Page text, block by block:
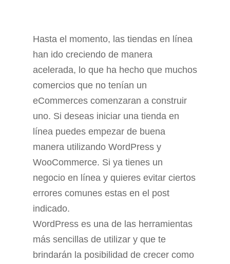
Hasta el momento, las tiendas en línea
han ido creciendo de manera
acelerada, lo que ha hecho que muchos
comercios que no tenían un
eCommerces comenzaran a construir
uno. Si deseas iniciar una tienda en
línea puedes empezar de buena
manera utilizando WordPress y
WooCommerce. Si ya tienes un
negocio en línea y quieres evitar ciertos
errores comunes estas en el post
indicado.
WordPress es una de las herramientas
más sencillas de utilizar y que te
brindarán la posibilidad de crecer como